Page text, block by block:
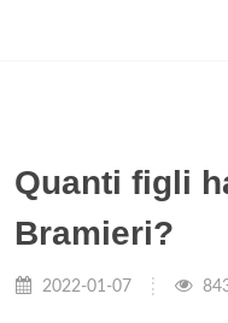
Quanti figli
Bramieri?
2022-01-07